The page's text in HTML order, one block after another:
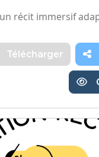
récit immersif
Télécharger